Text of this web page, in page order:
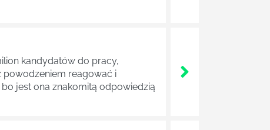
kandydatów do pracy,
powodzeniem reagować i
bo jest ona znakomitą odpowiedzią